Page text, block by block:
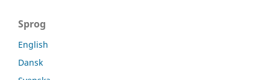
Sprog
English
Dansk